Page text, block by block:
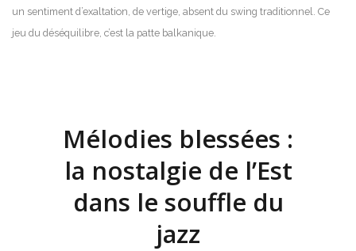
un sentiment d’exaltation, de vertige, absent du swing traditionnel. Ce
jeu du déséquilibre, c’est la patte balkanique.
Mélodies blessées :
la nostalgie de l’Est
dans le souffle du
jazz